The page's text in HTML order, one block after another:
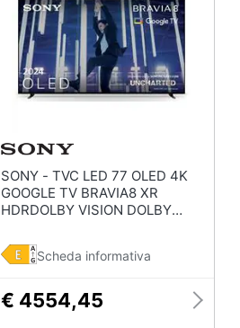
SONY - TVC LED 77 OLED 4K
GOOGLE TV BRAVIA8 XR
HDRDOLBY VISION DOLBY
Scheda informativa
€ 4554,45